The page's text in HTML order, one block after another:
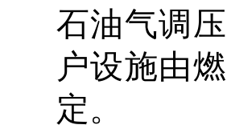
石油气调
户设施由
定。